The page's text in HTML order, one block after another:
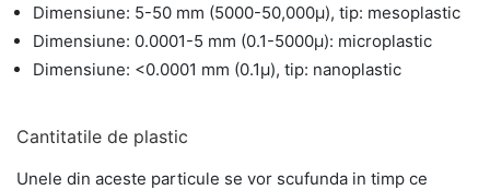
Dimensiune: 5-50 mm (5000-50,000µ), tip: mesoplastic
Dimensiune: 0.0001-5 mm (0.1-5000µ): microplastic
Dimensiune: <0.0001 mm (0.1µ), tip: nanoplastic
Cantitatile de plastic
Unele din aceste particule se vor scufunda in timp ce